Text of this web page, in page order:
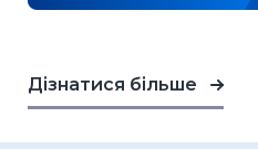
Дізнатися більше